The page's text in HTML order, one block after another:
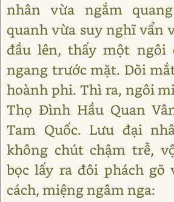
nhân vừa ngắm
quanh vừa suy nghĩ vẩn
đầu lên, thấy một ngôi
ngang trước mặt. Dõi
hoành phi. Thì ra, ngôi
Thọ Đình Hầu Quan
Tam Quốc. Lưu đại
không chút chậm trễ,
bọc lấy ra đôi phách gõ
cách, miệng ngâm nga: